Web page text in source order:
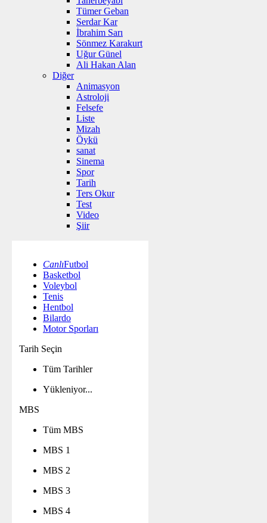
Tümer Geban
Serdar Kar
İbrahim Sarı
Sönmez Karakurt
Uğur Günel
Ali Hakan Alan
Diğer
Animasyon
Astroloji
Felsefe
Liste
Mizah
Öykü
sanat
Sinema
Spor
Tarih
Ters Okur
Test
Video
Şiir
CanlıFutbol
Basketbol
Voleybol
Tenis
Hentbol
Bilardo
Motor Sporları
Tarih Seçin
Tüm Tarihler
Yükleniyor...
MBS
Tüm MBS
MBS 1
MBS 2
MBS 3
MBS 4